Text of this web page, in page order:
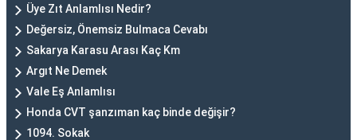
Üye Zıt Anlamlısı Nedir?
Değersiz, Önemsiz Bulmaca Cevabı
Sakarya Karasu Arası Kaç Km
Argıt Ne Demek
Vale Eş Anlamlısı
Honda CVT şanzıman kaç binde değişir?
1094. Sokak